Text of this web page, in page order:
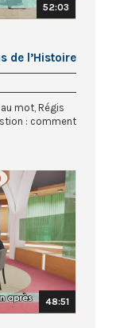
52:03
de l’Histoire
mot, Régis
: comment
48:51